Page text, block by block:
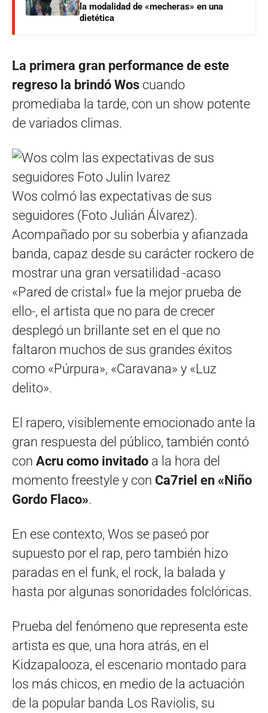
la modalidad de «mecheras» en una
dietética
La primera gran performance de este
regreso la brindó Wos cuando
promediaba la tarde, con un show potente
de variados climas.
Wos colmó las expectativas de sus
seguidores (Foto Julián Álvarez).
Acompañado por su soberbia y afianzada
banda, capaz desde su carácter rockero de
mostrar una gran versatilidad -acaso
«Pared de cristal» fue la mejor prueba de
ello-, el artista que no para de crecer
desplegó un brillante set en el que no
faltaron muchos de sus grandes éxitos
como «Púrpura», «Caravana» y «Luz
delito».
El rapero, visiblemente emocionado ante la
gran respuesta del público, también contó
con Acru como invitado a la hora del
momento freestyle y con Ca7riel en «Niño
Gordo Flaco».
En ese contexto, Wos se paseó por
supuesto por el rap, pero también hizo
paradas en el funk, el rock, la balada y
hasta por algunas sonoridades folclóricas.
Prueba del fenómeno que representa este
artista es que, una hora atrás, en el
Kidzapalooza, el escenario montado para
los más chicos, en medio de la actuación
de la popular banda Los Raviolis, su